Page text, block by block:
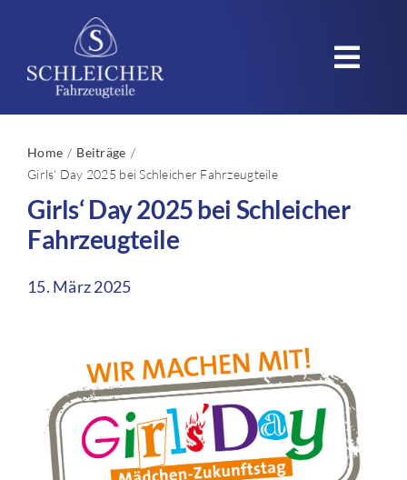
springen
Unternehmen
Produkte
Einsatzgebiete
Home
Beiträge
Girls‘ Day 2025 bei Schleicher Fahrzeugteile
Girls‘ Day 2025 bei Schleicher
Fahrzeugteile
15. März 2025